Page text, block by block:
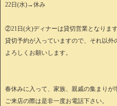
22日(水)→休み
②21日(火)ディナーは貸切営業となります
貸切予約が入っていますので、それ以外
よろしくお願いします。
春休みに入って、家族、親戚の集まりが
ご来店の際は是非一度お電話下さい。